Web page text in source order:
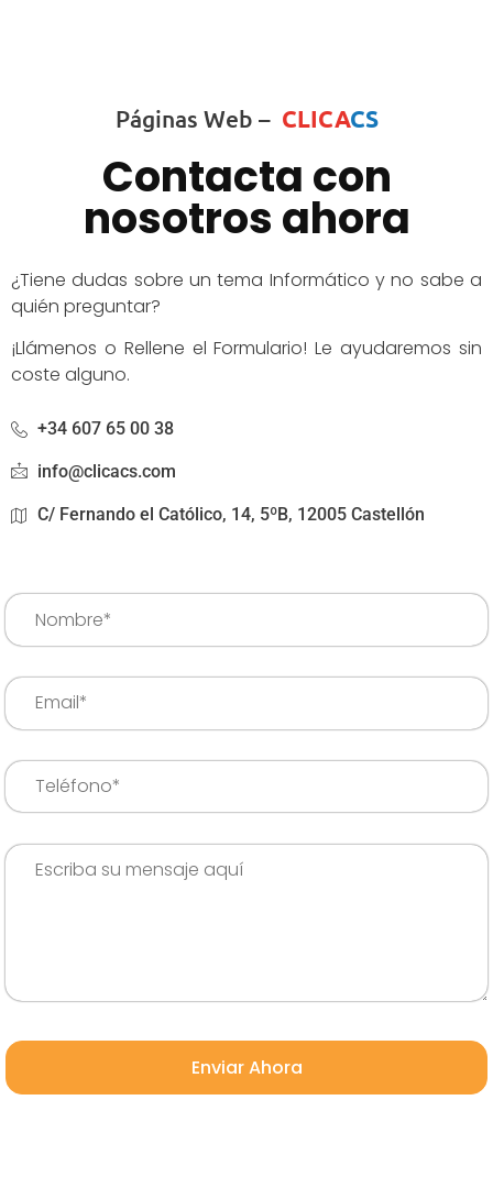
Páginas Web – CLICACS
Contacta con
nosotros ahora
¿Tiene dudas sobre un tema Informático y no sabe a
quién preguntar?
¡Llámenos o Rellene el Formulario! Le ayudaremos sin
coste alguno.
+34 607 65 00 38
info@clicacs.com
C/ Fernando el Católico, 14, 5ºB, 12005 Castellón